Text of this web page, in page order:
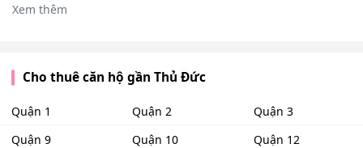
Xem thêm
Cho thuê căn hộ gần Thủ Đức
Quận 1 Quận 2
Quận 3
Quận 9
Quận 10
Quận 12